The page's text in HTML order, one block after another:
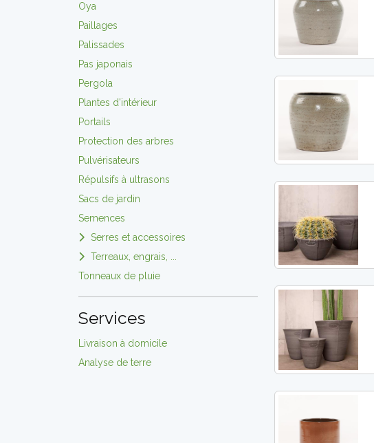
Oya
Paillages
Palissades
Pas japonais
Pergola
Plantes d'intérieur
Portails
Protection des arbres
Pulvérisateurs
Répulsifs à ultrasons
Sacs de jardin
Semences
Serres et accessoires
Terreaux, engrais, ...
Tonneaux de pluie
Services
Livraison à domicile
Analyse de terre